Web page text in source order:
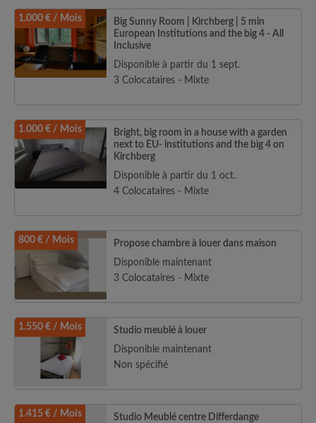
1.000 € / Mois
Big Sunny Room | Kirchberg | 5 min
European Institutions and the big 4 - All
Inclusive
Disponible à partir du 1 sept.
3 Colocataires - Mixte
1.000 € / Mois
Bright, big room in a house with a garden
next to EU- institutions and the big 4 on
Kirchberg
Disponible à partir du 1 oct.
4 Colocataires - Mixte
800 € / Mois
Propose chambre à louer dans maison
Disponible maintenant
3 Colocataires - Mixte
1.550 € / Mois
Studio meublé à louer
Disponible maintenant
Non spécifié
1.415 € / Mois
Studio Meublé centre Differdange